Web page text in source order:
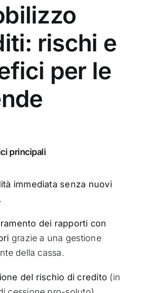
rischi e
per le
principali
immediata senza nuovi
dei rapporti con
grazie a una gestione
della cassa.
del rischio di credito (in